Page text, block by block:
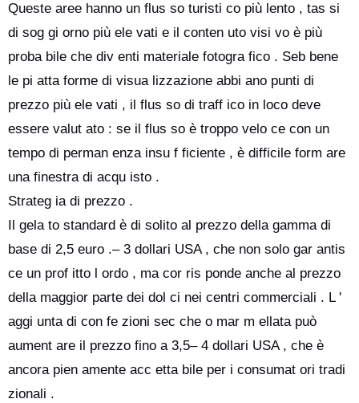
Queste aree hanno un flus so turisti co più lento , tas si
di sog gi orno più ele vati e il conten uto visi vo è più
proba bile che div enti materiale fotogra fico . Seb bene
le pi atta forme di visua lizzazione abbi ano punti di
prezzo più ele vati , il flus so di traff ico in loco deve
essere valut ato : se il flus so è troppo velo ce con un
tempo di perman enza insu f ficiente , è difficile form are
una finestra di acqu isto .
Strateg ia di prezzo .
Il gela to standard è di solito al prezzo della gamma di
base di 2,5 euro .– 3 dollari USA , che non solo gar antis
ce un prof itto l ordo , ma cor ris ponde anche al prezzo
della maggior parte dei dol ci nei centri commerciali . L '
aggi unta di con fe zioni sec che o mar m ellata può
aument are il prezzo fino a 3,5– 4 dollari USA , che è
ancora pien amente acc etta bile per i consumat ori tradi
zionali .